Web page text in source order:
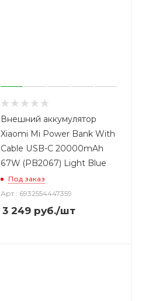
Внешний аккумулятор
Xiaomi Mi Power Bank With
Cable USB-C 20000mAh
67W (PB2067) Light Blue
Под заказ
Арт.: 6932554447359
3 249руб./шт